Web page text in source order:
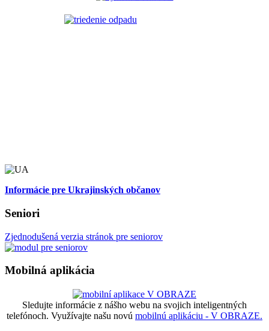
Informácie pre Ukrajinských občanov
Seniori
Zjednodušená verzia stránok pre seniorov
Mobilná aplikácia
Sledujte informácie z nášho webu na svojich inteligentných
telefónoch. Využívajte našu novú mobilnú aplikáciu - V OBRAZE.